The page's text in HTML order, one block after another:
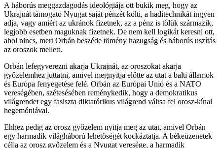
A háborús meggazdagodás ideológiája ott bukik meg, hogy az
Ukrajnát támogató Nyugat saját pénzét költi, a haditechnikát ingyen
adja, vagy amiért az ukránok fizetnek, az a pénz is tőlük származik,
legjobb esetben maguknak fizetnek. De nem kell logikát keresni ott,
ahol nincs, mert Orbán beszéde tömény hazugság és háborús uszítás
az oroszok mellett.
Orbán lefegyverezni akarja Ukrajnát, az oroszokat akarja
győzelemhez juttatni, amivel megnyitja előtte az utat a balti államok
és Európa fenyegetése felé. Orbán az Európai Unió és a NATO
vereségében, szétesésében reménykedik, hogy a demokratikus
világrendet egy fasiszta diktatórikus világrend váltsa fel orosz-kínai
hegemóniával.
Ehhez pedig az orosz győzelem nyitja meg az utat, amivel Orbán
egy harmadik világháború lehetőségét kockáztatja. A békeüzenetek
célja az orosz győzelem és a Nyugat veresége, a harmadik